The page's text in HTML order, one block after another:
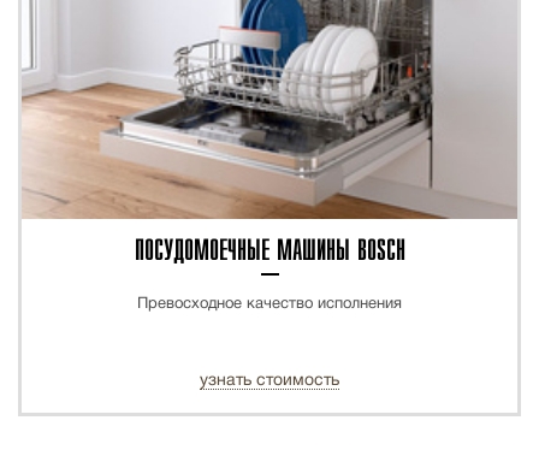
ПОСУДОМОЕЧНЫЕ МАШИНЫ BOSCH
Превосходное качество исполнения
узнать стоимость